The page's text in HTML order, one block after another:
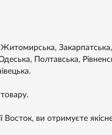
Закарпатська,
Полтавська,
Восток, ви отримуєте